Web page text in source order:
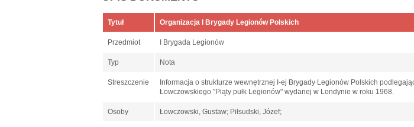
Tytuł Organizacja I Brygady Legionów Polskich
Przedmiot I Brygada Legionów
Typ Nota
Streszczenie
Informacja o strukturze wewnętrznej I-ej Brygady Legionów Polskich
Łowczowskiego "Piąty pułk Legionów" wydanej w Londynie w roku 1968.
Osoby Łowczowski, Gustaw; Piłsudski, Józef;